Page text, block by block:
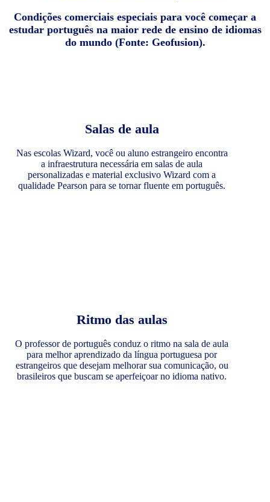
Condições comerciais especiais para você começar a
estudar português na maior rede de ensino de idiomas
do mundo (Fonte: Geofusion).
Salas de aula
Nas escolas Wizard, você ou aluno estrangeiro encontra
a infraestrutura necessária em salas de aula
personalizadas e material exclusivo Wizard com a
qualidade Pearson para se tornar fluente em português.
Ritmo das aulas
O professor de português conduz o ritmo na sala de aula
para melhor aprendizado da língua portuguesa por
estrangeiros que desejam melhorar sua comunicação, ou
brasileiros que buscam se aperfeiçoar no idioma nativo.